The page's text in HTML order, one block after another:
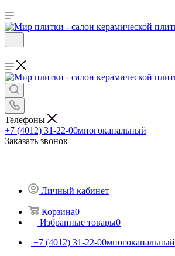
Телефоны
+7 (4012) 31-22-00многоканальный
Заказать звонок
Личный кабинет
Корзина0
Избранные товары0
+7 (4012) 31-22-00многоканальный